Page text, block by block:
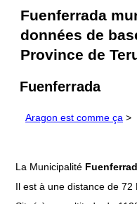
Fuenferrada
données de
Province de
Fuenferrada
Aragon est comme ça >
La Municipalité
Il est à une distance de 72